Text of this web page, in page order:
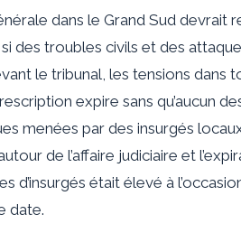
dans le Grand Sud devrait
des troubles civils et des
le tribunal, les tensions dans
expire sans qu’aucun
menées par des insurgés
de l’affaire judiciaire et
d’insurgés était élevé à
date.